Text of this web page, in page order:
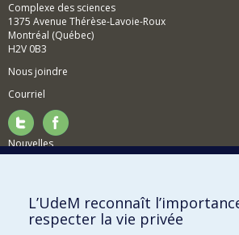
Complexe des sciences
1375 Avenue Thérèse-Lavoie-Roux
Montréal (Québec)
H2V 0B3
Nous joindre
Courriel
Nouvelles
Comment soutenir le Département?
BESOIN D'AIDE?
L’UdeM reconnaît
respecter la vie privée